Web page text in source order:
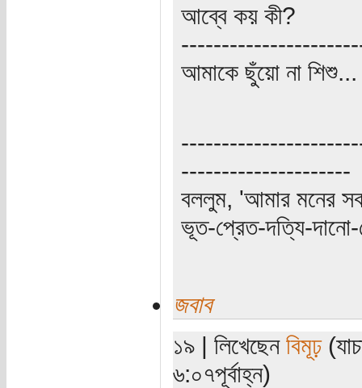
আব্বে কয় কী?
আমাকে ছুঁয়ো না শিশু...
---------------------
বললুম, 'আমার মনের
ভূত-প্রেত-দত্যি-দানো-
জবাব
১৯ | লিখেছেন বিমূঢ়
৬:০৭পূর্বাহ্ন)